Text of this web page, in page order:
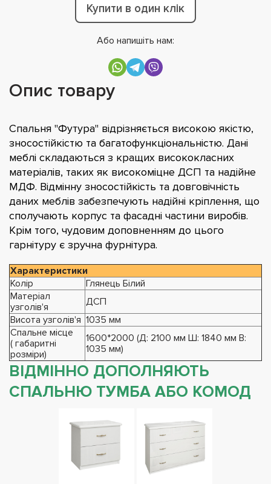
Купити в один клік
Або напишіть нам:
Опис товару
Спальня "Футура" відрізняється високою якістю,
зносостійкістю та багатофункціональністю. Дані
меблі складаються з кращих висококласних
матеріалів, таких як високоміцне ДСП та надійне
МДФ. Відмінну зносостійкість та довговічність
даних меблів забезпечують надійні кріплення, що
сполучають корпус та фасадні частини виробів.
Крім того, чудовим доповненням до цього
гарнітуру є зручна фурнітура.
Характеристики
Колір
Глянець Білий
Матеріал
узголів'я
ДСП
Висота узголів'я 1035 мм
Спальне місце
( габаритні
розміри)
1600*2000 (Д: 2100 мм Ш: 1840 мм В:
1035 мм)
ВІДМІННО ДОПОЛНЯЮТЬ
СПАЛЬНЮ ТУМБА АБО КОМОД